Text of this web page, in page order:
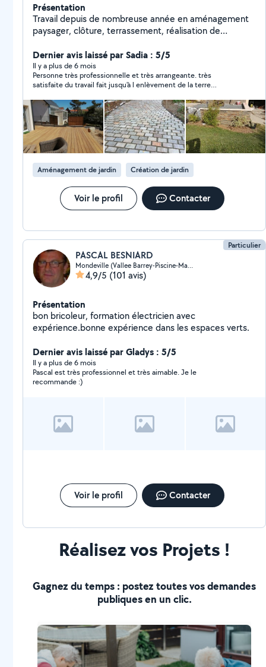
Présentation
Travail depuis de nombreuse année en aménagement
paysager, clôture, terrassement, réalisation de
Dernier avis laissé par Sadia : 5/5
Il y a plus de 6 mois
Personne très professionnelle et très arrangeante. très
satisfaite du travail fait jusqu'à l enlèvement de la terre
Aménagement de jardin Création de jardin
Voir le profil Contacter
Particulier
PASCAL BESNIARD
Mondeville (Vallee Barrey-Piscine-Madelaine)
4,9/5 (101 avis)
Présentation
bon bricoleur, formation électricien avec
expérience.bonne expérience dans les espaces verts.
Dernier avis laissé par Gladys : 5/5
Il y a plus de 6 mois
Pascal est très professionnel et très aimable. Je le
recommande :)
Voir le profil Contacter
Réalisez vos Projets !
Gagnez du temps : postez toutes vos demandes
publiques en un clic.